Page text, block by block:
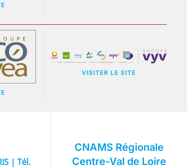
VISITER LE SITE
| Tél.
CNAMS Régionale
Centre-Val de Loire